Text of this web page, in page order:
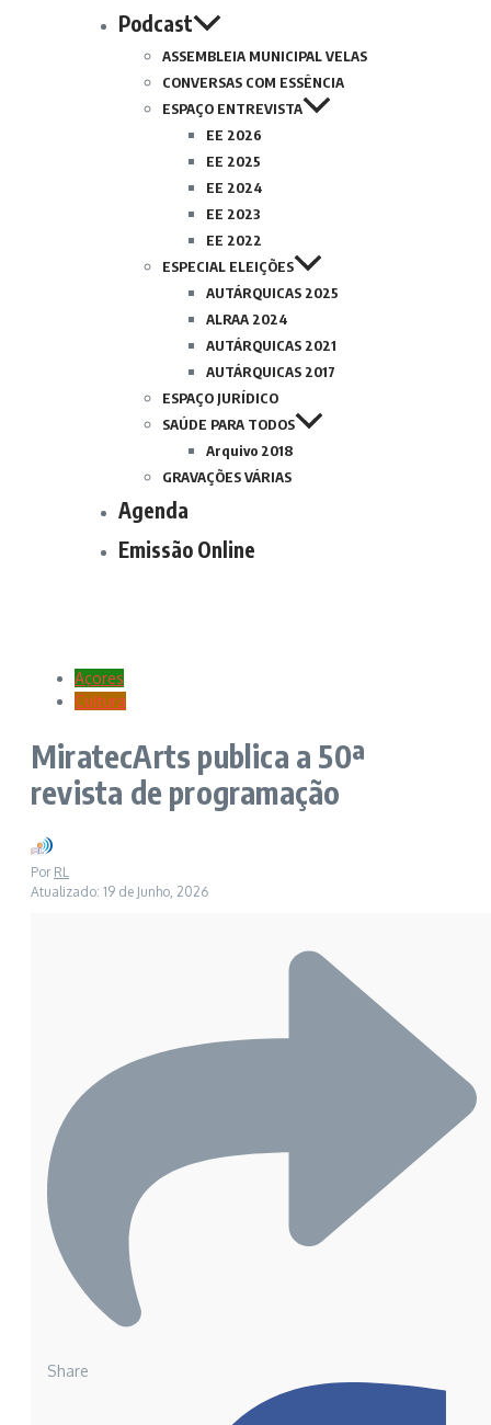
Podcast
ASSEMBLEIA MUNICIPAL VELAS
CONVERSAS COM ESSÊNCIA
ESPAÇO ENTREVISTA
EE 2026
EE 2025
EE 2024
EE 2023
EE 2022
ESPECIAL ELEIÇÕES
AUTÁRQUICAS 2025
ALRAA 2024
AUTÁRQUICAS 2021
AUTÁRQUICAS 2017
ESPAÇO JURÍDICO
SAÚDE PARA TODOS
Arquivo 2018
GRAVAÇÕES VÁRIAS
Agenda
Emissão Online
Açores
Cultura
MiratecArts publica a 50ª
revista de programação
Por RL
Atualizado: 19 de Junho, 2026
Share